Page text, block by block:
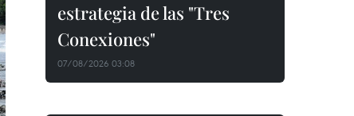
estrategia de las "Tres
Conexiones"
07/08/2026 03:08